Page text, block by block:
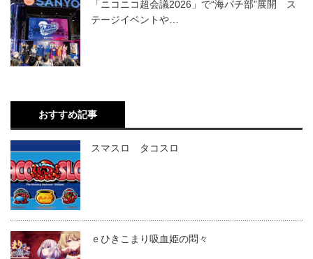
「ニコニコ超会議2026」で“海パチ部”展開 ス
テージイベントや…
おすすめ記事
スマスロ タコスロ
ｅひきこまり吸血姫の悶々